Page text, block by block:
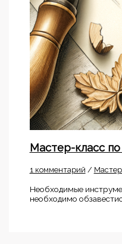
Мастер-класс
1 комментарий /
Необходимые
необходимо